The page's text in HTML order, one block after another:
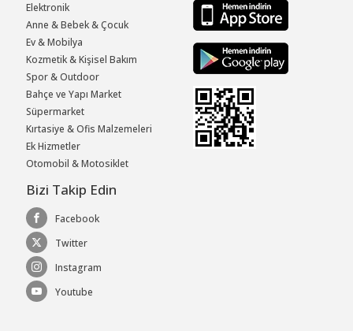
Elektronik
Anne & Bebek & Çocuk
Ev & Mobilya
Kozmetik & Kişisel Bakım
Spor & Outdoor
Bahçe ve Yapı Market
Süpermarket
Kırtasiye & Ofis Malzemeleri
Ek Hizmetler
Otomobil & Motosiklet
Bizi Takip Edin
Facebook
Twitter
Instagram
Youtube